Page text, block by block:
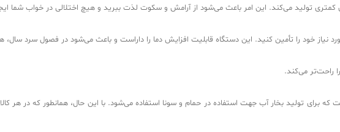
کمتری تولید می‌کند. این امر باعث می‌شود از آرامش و سکوت لذت ببرید و هیچ اختلالی در خواب شما
مورد نیاز خود را تأمین کنید. این دستگاه قابلیت افزایش دما را داراست و باعث می‌شود در فصول سرد
راحت‌تر می‌کند.
که برای تولید بخار آب جهت استفاده در حمام و سونا استفاده می‌شود. با این حال، همانطور که در هر